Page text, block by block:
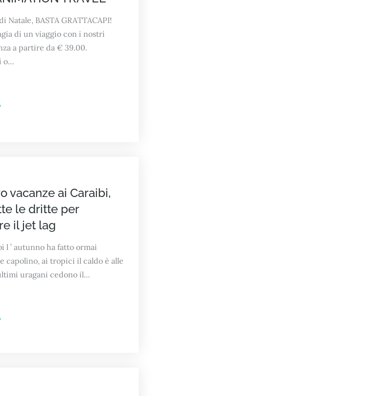
Natale, BASTA GRATTACAPI!
di un viaggio con i nostri
a partire da € 39.00.
o…
vacanze ai Caraibi,
le dritte per
il jet lag
l ’ autunno ha fatto ormai
capolino, ai tropici il caldo è alle
uragani cedono il…